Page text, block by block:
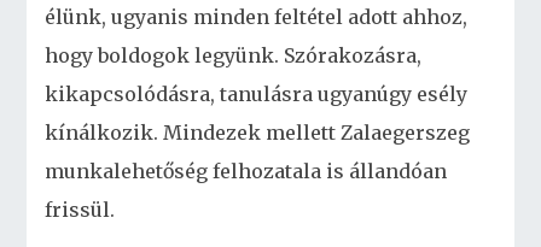
élünk, ugyanis minden feltétel adott ahhoz,
hogy boldogok legyünk. Szórakozásra,
kikapcsolódásra, tanulásra ugyanúgy esély
kínálkozik. Mindezek mellett Zalaegerszeg
munkalehetőség felhozatala is állandóan
frissül.